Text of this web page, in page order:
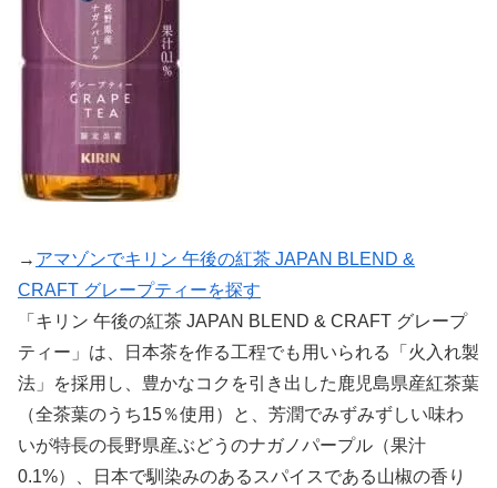
→ アマゾンでキリン 午後の紅茶 JAPAN BLEND &
CRAFT グレープティーを探す
「キリン 午後の紅茶 JAPAN BLEND & CRAFT グレープ
ティー」は、日本茶を作る工程でも用いられる「火入れ製
法」を採用し、豊かなコクを引き出した鹿児島県産紅茶葉
（全茶葉のうち15％使用）と、芳潤でみずみずしい味わ
いが特長の長野県産ぶどうのナガノパープル（果汁
0.1%）、日本で馴染みのあるスパイスである山椒の香り